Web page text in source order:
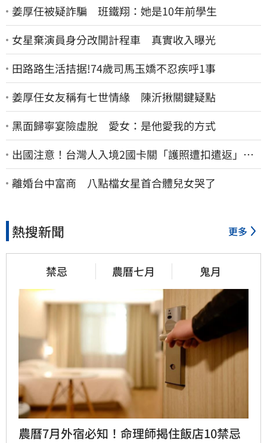
姜厚任被疑詐騙 班鐵翔：她是10年前學生
女星棄演員身分改開計程車 真實收入曝光
田路路生活拮据!74歲司馬玉嬌不忍疾呼1事
姜厚任女友稱有七世情緣 陳沂揪關鍵疑點
黑面歸寧宴險虛脫 愛女：是他愛我的方式
出國注意！台灣人入境2國卡關「護照遭扣遣返」
外交部證實了
離婚台中富商 八點檔女星首合體兒女哭了
熱搜新聞 更多
禁忌 農曆七月 鬼月
農曆7月外宿必知！命理師揭住飯店10禁忌